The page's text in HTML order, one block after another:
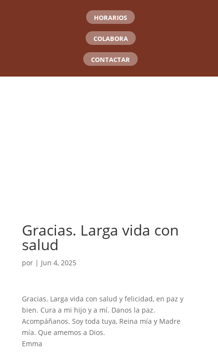
HORARIOS
COLABORA
CONTACTAR
Gracias. Larga vida con
salud
por | Jun 4, 2025
Gracias. Larga vida con salud y felicidad, en paz y
bien. Cura a mi hijo y a mí. Danos la paz.
Acompáñanos. Soy toda tuya, Reina mía y Madre
mía. Que amemos a Dios.
Emma